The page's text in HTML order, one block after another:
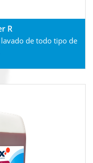
R
de todo tipo de